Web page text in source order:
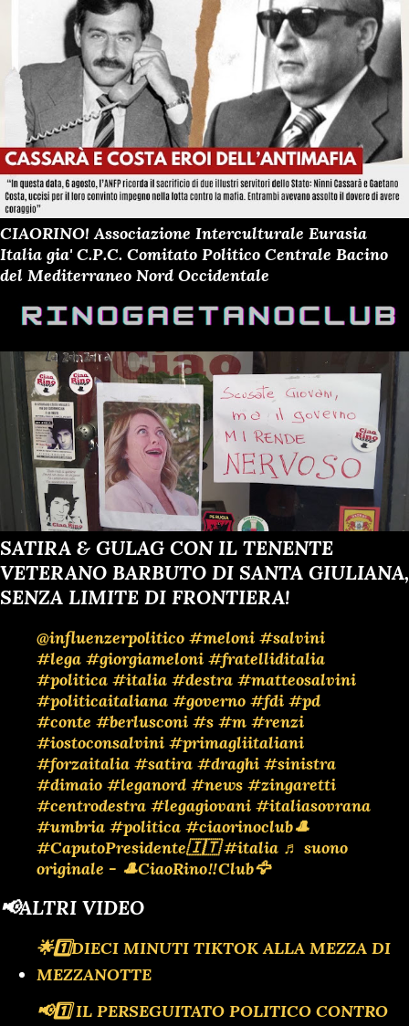
CIAORINO! Associazione Interculturale Eurasia
Italia gia' C.P.C. Comitato Politico Centrale Bacino
del Mediterraneo Nord Occidentale
SATIRA & GULAG CON IL TENENTE
VETERANO BARBUTO DI SANTA GIULIANA,
SENZA LIMITE DI FRONTIERA!
@influenzerpolitico #meloni #salvini
#lega #giorgiameloni #fratelliditalia
#politica #italia #destra #matteosalvini
#politicaitaliana #governo #fdi #pd
#conte #berlusconi #s #m #renzi
#iostoconsalvini #primagliitaliani
#forzaitalia #satira #draghi #sinistra
#dimaio #leganord #news #zingaretti
#centrodestra #legagiovani #italiasovrana
#umbria #politica #ciaorinoclub🎩
#CaputoPresidente🇮🇹 #italia ♬ suono
originale - 🎩CiaoRino‼️Club🦅
📢ALTRI VIDEO
🌟1️⃣DIECI MINUTI TIKTOK ALLA MEZZA DI
MEZZANOTTE
📢1️⃣ IL PERSEGUITATO POLITICO CONTRO